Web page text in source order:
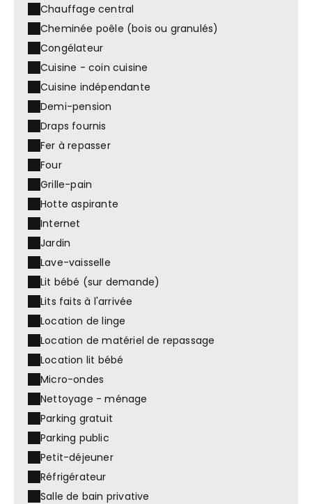
Chauffage central
Cheminée poêle (bois ou granulés)
Congélateur
Cuisine - coin cuisine
Cuisine indépendante
Demi-pension
Draps fournis
Fer à repasser
Four
Grille-pain
Hotte aspirante
Internet
Jardin
Lave-vaisselle
Lit bébé (sur demande)
Lits faits à l'arrivée
Location de linge
Location de matériel de repassage
Location lit bébé
Micro-ondes
Nettoyage - ménage
Parking gratuit
Parking public
Petit-déjeuner
Réfrigérateur
Salle de bain privative